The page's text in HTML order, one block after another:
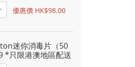
優惠價 HK$98.00
迷你消毒片（50
*只限港澳地區配送